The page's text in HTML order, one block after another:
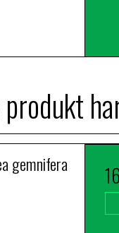
gemnifera